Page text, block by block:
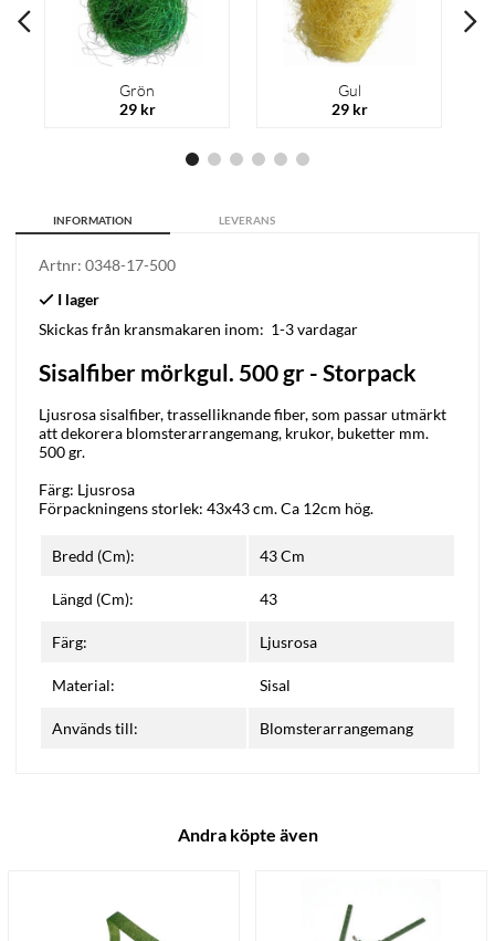
Grön
29 kr
Gul
29 kr
INFORMATION LEVERANS
Artnr: 0348-17-500
Skickas från kransmakaren inom: 1-3 vardagar
Sisalfiber mörkgul. 500 gr - Storpack
Ljusrosa sisalfiber, trasselliknande fiber, som passar utmärkt
att dekorera blomsterarrangemang, krukor, buketter mm.
500 gr.
Färg: Ljusrosa
Förpackningens storlek: 43x43 cm. Ca 12cm hög.
Bredd (Cm): 43 Cm
Längd (Cm): 43
Färg: Ljusrosa
Material: Sisal
Används till: Blomsterarrangemang
Andra köpte även